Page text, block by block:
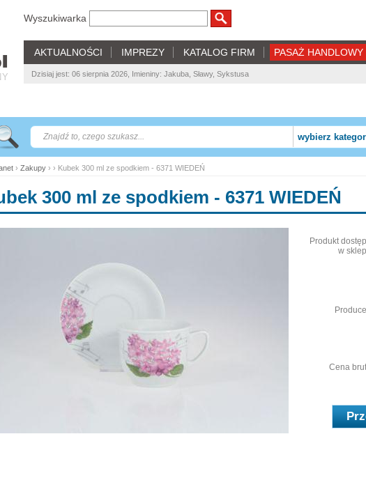
Wyszukiwarka
AKTUALNOŚCI IMPREZY KATALOG FIRM PASAŻ HANDLOWY
Dzisiaj jest: 06 sierpnia 2026, Imieniny: Jakuba, Sławy, Sykstusa
wybierz
› Zakupy › › Kubek 300 ml ze spodkiem - 6371 WIEDEŃ
300 ml ze spodkiem - 6371 WIEDEŃ
Produkt
w
Cena